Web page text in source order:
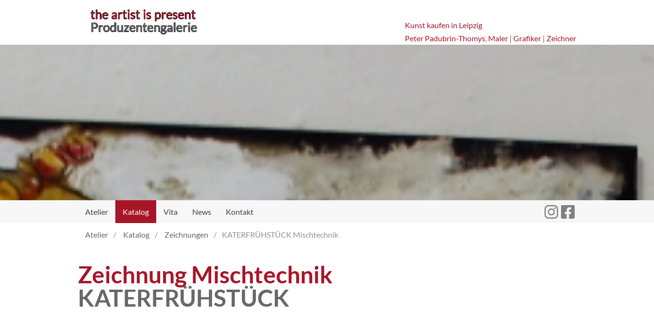
Kunst kaufen in Leipzig
Peter Padubrin-Thomys, Maler | Grafiker | Zeichner
Atelier Katalog Vita News Kontakt
Atelier Katalog Zeichnungen KATERFRÜHSTÜCK Mischtechnik
Zeichnung Mischtechnik
KATERFRÜHSTÜCK